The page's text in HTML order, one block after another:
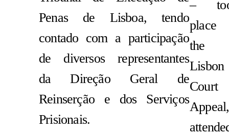
Penas de Lisboa, tendo
contado com a participação
de diversos representantes
da Direção Geral de
Reinserção e dos Serviços
Prisionais.
–
place
the
Lisbon
Court
Appeal,